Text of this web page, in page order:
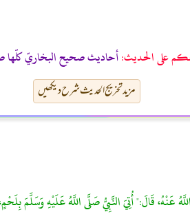
على الحديث:أحاديث صحيح البخاريّ
مزید تخریج الحدیث شرح دیکھیں
عَنْهُ، قَالَ:" أُتِيَ النَّبِيُّ صَلَّى اللَّهُ عَلَيْهِ وَسَلَّمَ